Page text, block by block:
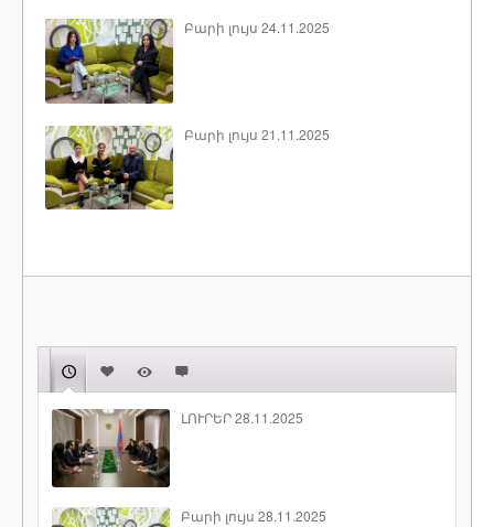
Բարի լույս 24.11.2025
Բարի լույս 21.11.2025
ԼՈՒՐԵՐ 28.11.2025
Բարի լույս 28.11.2025